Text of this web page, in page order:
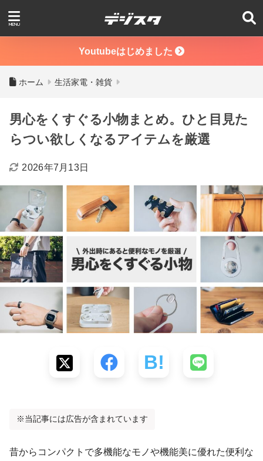
Youtubeはじめました
ホーム 生活家電・雑貨
男心をくすぐる小物まとめ。ひと目見た
らつい欲しくなるアイテムを厳選
2026年7月13日
※当記事には広告が含まれています
昔からコンパクトで多機能なモノや機能美に優れた便利な